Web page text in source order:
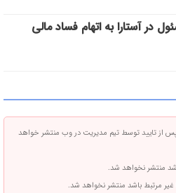
در آستارا به اتهام فساد مالی
از تایید توسط تیم مدیریت در وب منتشر خواهد
منتشر نخواهد شد.
غیر مرتبط باشد منتشر نخواهد شد.